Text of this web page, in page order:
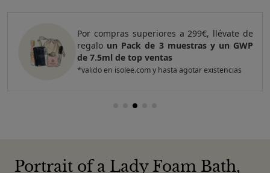
Por compras superiores a 299€, llévate de
regalo un Pack de 3 muestras y un GWP
de 7.5ml de top ventas
*valido en isolee.com y hasta agotar existencias
Portrait of a Lady Foam Bath,